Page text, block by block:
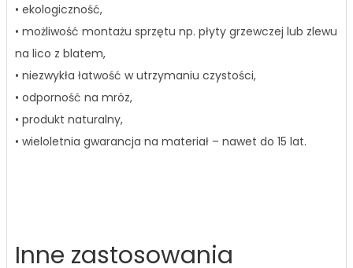
• ekologiczność,
• możliwość montażu sprzętu np. płyty grzewczej lub zlewu
na lico z blatem,
• niezwykła łatwość w utrzymaniu czystości,
• odporność na mróz,
• produkt naturalny,
• wieloletnia gwarancja na materiał – nawet do 15 lat.
Inne zastosowania